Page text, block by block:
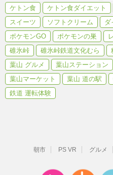
ケトン食
ケトン食ダイエット
スイーツ
ソフトクリーム ダ
ポケモンGO
ポケモンの巣
碓氷峠
碓氷峠鉄道文化むら
葉山 グルメ
葉山ステーション
葉山マーケット
葉山 道の駅
鉄道 運転体験
朝市 PS VR グルメ